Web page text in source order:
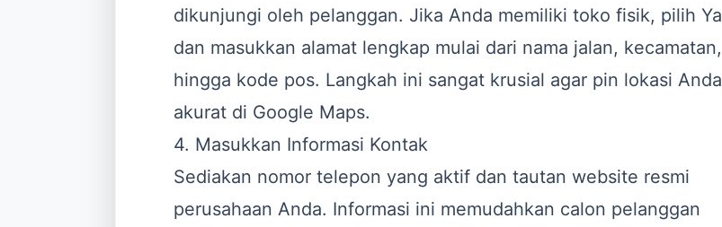
dikunjungi oleh pelanggan. Jika Anda memiliki toko fisik, pilih Ya
dan masukkan alamat lengkap mulai dari nama jalan, kecamatan,
hingga kode pos. Langkah ini sangat krusial agar pin lokasi Anda
akurat di Google Maps.
4. Masukkan Informasi Kontak
Sediakan nomor telepon yang aktif dan tautan website resmi
perusahaan Anda. Informasi ini memudahkan calon pelanggan